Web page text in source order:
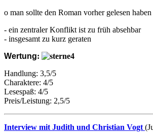
o man sollte den Roman vorher gelesen haben
- ein zentraler Konflikt ist zu früh absehbar
- insgesamt zu kurz geraten
Wertung:
Handlung: 3,5/5
Charaktere: 4/5
Lesespaß: 4/5
Preis/Leistung: 2,5/5
Interview mit Judith und Christian Vogt